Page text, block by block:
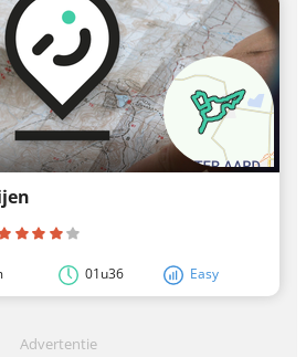
01u36 Easy
Advertentie